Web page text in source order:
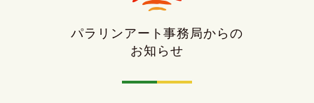
パラリンアート事務局からの
お知らせ